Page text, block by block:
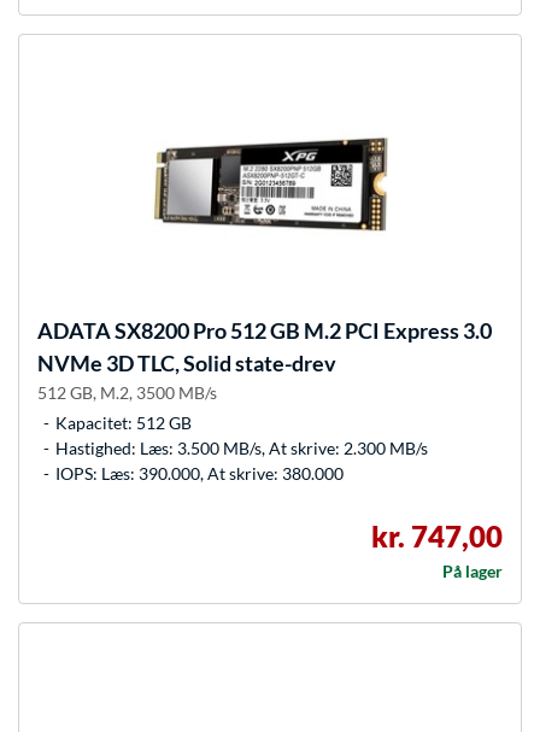
ADATASX8200 Pro 512 GB M.2 PCI Express 3.0
NVMe 3D TLC, Solid state-drev
512 GB, M.2, 3500 MB/s
Kapacitet: 512 GB
Hastighed: Læs: 3.500 MB/s, At skrive: 2.300 MB/s
IOPS: Læs: 390.000, At skrive: 380.000
kr. 747,00
På lager